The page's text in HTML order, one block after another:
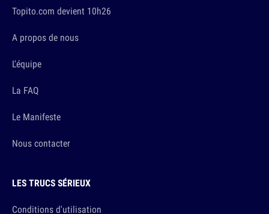
Topito.com devient 10h26
A propos de nous
L'équipe
La FAQ
Le Manifeste
Nous contacter
LES TRUCS SÉRIEUX
Conditions d'utilisation